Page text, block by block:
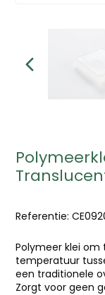
Referentie:
Polymeer klei om
temperatuur
een traditionele
Zorgt voor geen